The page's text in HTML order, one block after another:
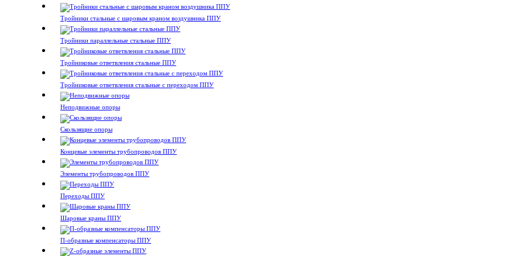
Тройники стальные с шаровым краном воздушника ППУ
Тройники параллельные стальные ППУ
Тройниковые ответвления стальные ППУ
Тройниковые ответвления стальные с переходом ППУ
Неподвижные опоры
Скользящие опоры
Концевые элементы трубопроводов ППУ
Элементы трубопроводов ППУ
Переходы ППУ
Шаровые краны ППУ
П-образные компенсаторы ППУ